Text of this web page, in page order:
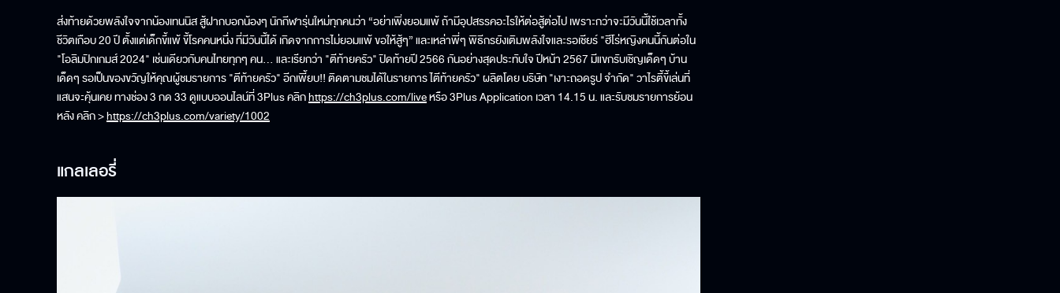
ส่งท้ายด้วยพลังใจจากน้องเทนนิส สู้ฝากบอกน้องๆ นักกีฬารุ่นใหม่ทุกคนว่า “อย่าเพิ่งยอมแพ้ ถ้ามีอุปสรรคอะไรให้ต่อสู้ต่อไป เพราะกว่าจะมีวันนี้ใช้เวลาทั้ง
ชีวิตเกือบ 20 ปี ตั้งแต่เด็กขี้แพ้ ขี้โรคคนหนึ่ง ที่มีวันนี้ได้ เกิดจากการไม่ยอมแพ้ ขอให้สู้ๆ” และเหล่าพี่ๆ พิธีกรยังเติมพลังใจและรอเชียร์ "ฮีโร่หญิงคนนี้กันต่อใน
"โอลิมปิกเกมส์ 2024" เช่นเดียวกับคนไทยทุกๆ คน… และเรียกว่า "ตีท้ายครัว" ปิดท้ายปี 2566 กันอย่างสุดประทับใจ ปีหน้า 2567 มีแขกรับเชิญเด็ดๆ บ้าน
เด็ดๆ รอเป็นของขวัญให้คุณผู้ชมรายการ "ตีท้ายครัว" อีกเพี้ยบ!! ติดตามชมได้ในรายการ ไตีท้ายครัว" ผลิตโดย บริษัท "เงาะถอดรูป จำกัด" วาไรตี้ขี้เล่นที่
แสนจะคุ้นเคย ทางช่อง 3 กด 33 ดูแบบออนไลน์ที่ 3Plus คลิกhttps://ch3plus.com/liveหรือ 3Plus Application เวลา 14.15 น. และรับชมรายการย้อน
หลัง คลิก >https://ch3plus.com/variety/1002
แกลเลอรี่